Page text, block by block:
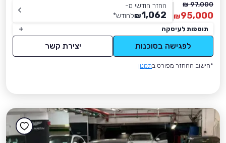
97,000 ₪
95,000
₪
החזר חודשי מ-
1,062
₪לחודש*
תוספות לעיסקה
לפגישה בסוכנות יצירת קשר
*חישוב ההחזר מפורט בתקנון